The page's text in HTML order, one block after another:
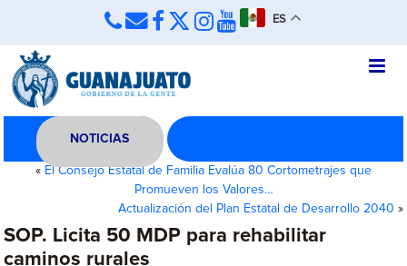
ES
NOTICIAS
« El Consejo Estatal de Familia Evalúa 80 Cortometrajes que
Promueven los Valores…
Actualización del Plan Estatal de Desarrollo 2040 »
SOP. Licita 50 MDP para rehabilitar
caminos rurales